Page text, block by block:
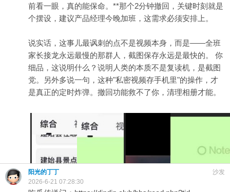
前看一眼，真的能保命。**那个2分钟撤回，关键时刻就是
个摆设，建议产品经理今晚加班，这需求必须安排上。
说实话，这事儿最讽刺的点不是视频本身，而是——全班
家长接龙永远最慢的那群人，截图保存永远是最快的。 你
细品，这说明什么？说明人类的本质不是复读机，是截图
党。另外多说一句，这种"私密视频存手机里"的操作，才
是真正的定时炸弹。撤回功能救不了你，清理相册才能。
沙发
阳光的丁丁
2026-6-21 07:28:30